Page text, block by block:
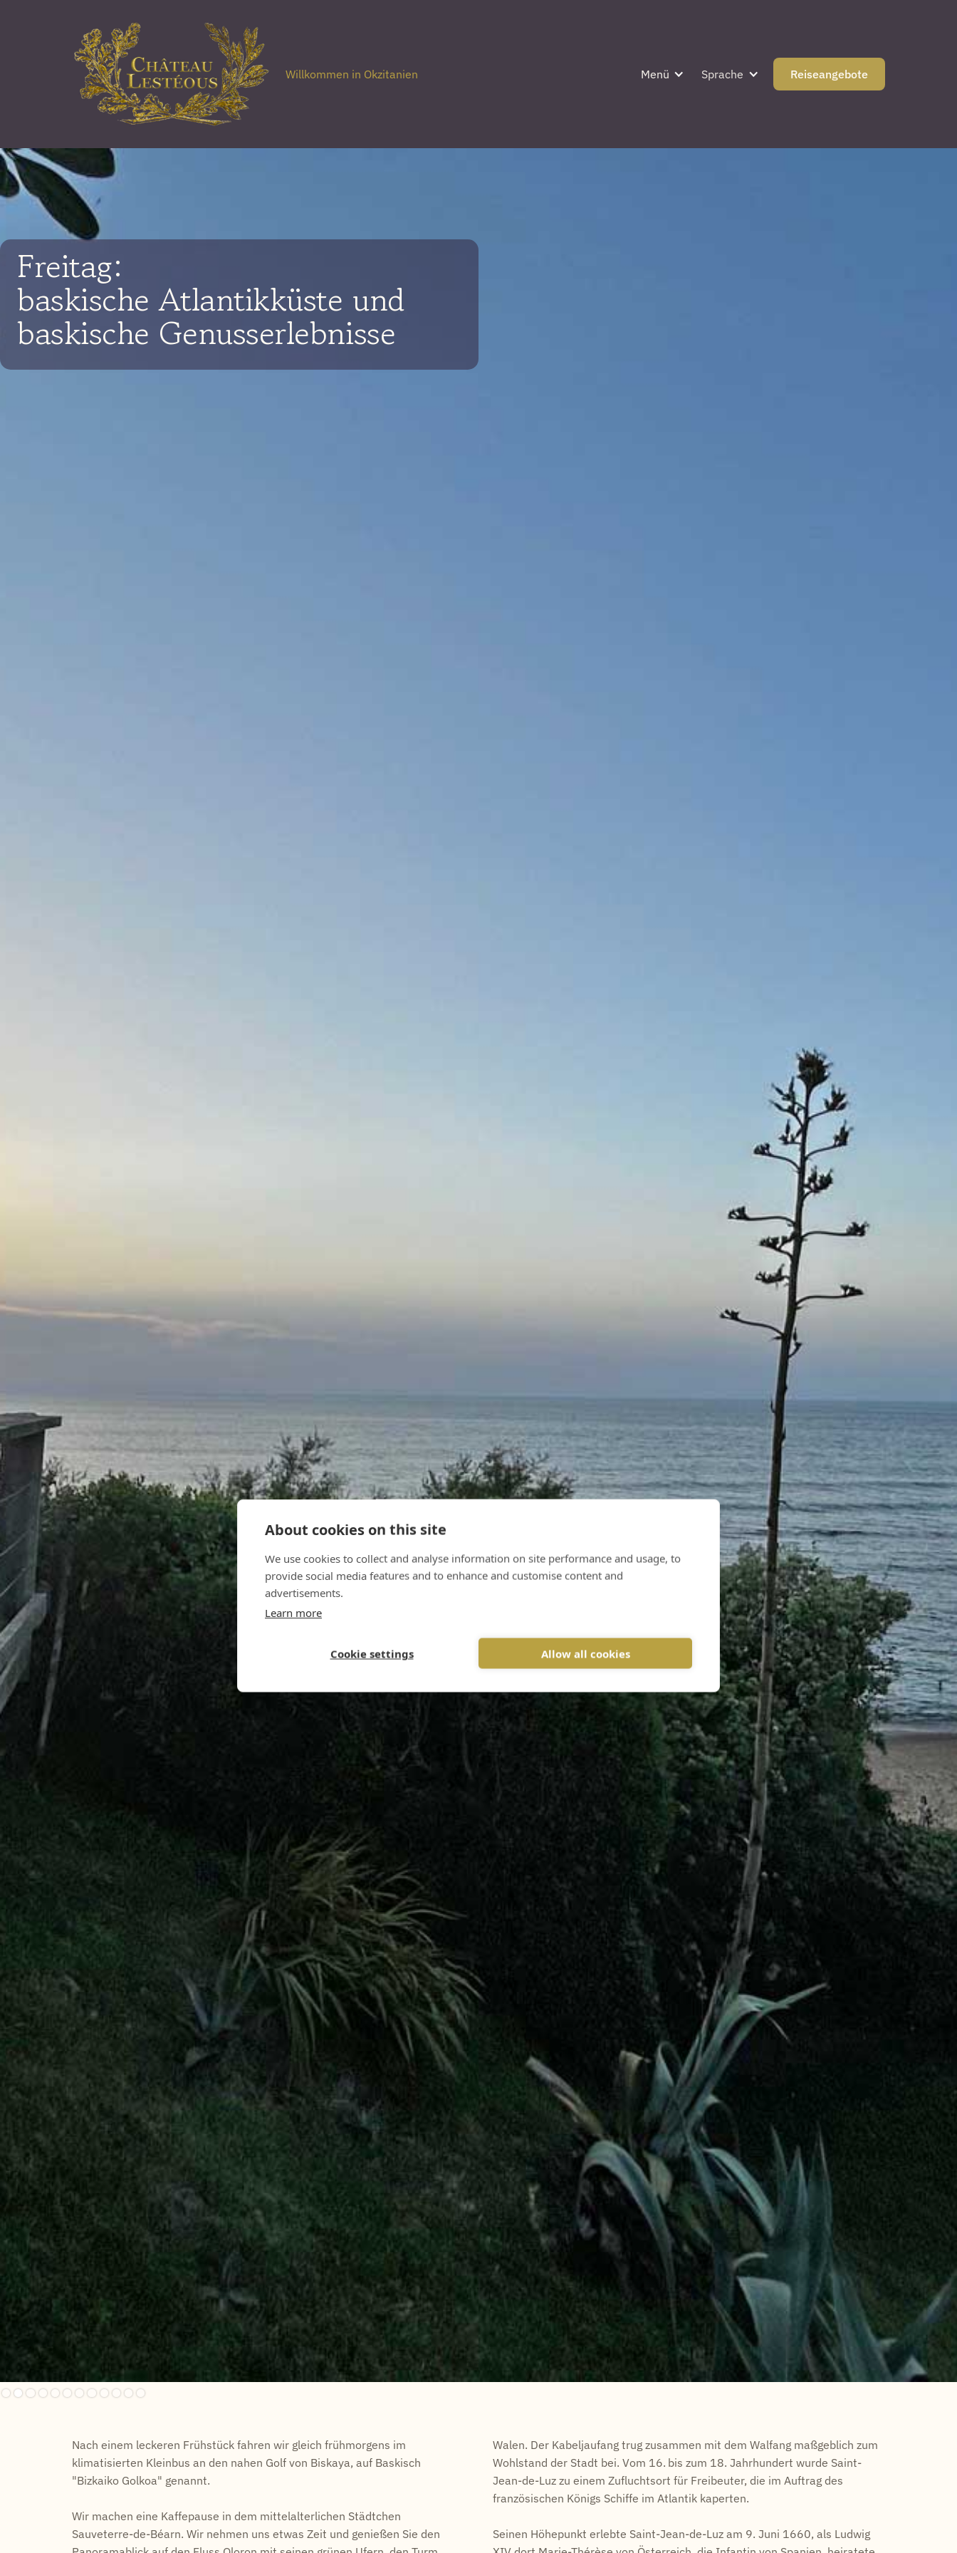
Willkommen in Okzitanien Menü Sprache Reiseangebote
Freitag:
baskische Atlantikküste und
baskische Genusserlebnisse
Slide 2 of 12.
Nach einem leckeren Frühstück fahren wir gleich frühmorgens im
klimatisierten Kleinbus an den nahen Golf von Biskaya, auf Baskisch
"Bizkaiko Golkoa" genannt.
Wir machen eine Kaffepause in dem mittelalterlichen Städtchen
Sauveterre-de-Béarn. Wir nehmen uns etwas Zeit und genießen Sie den
Walen. Der Kabeljaufang trug zusammen mit dem Walfang maßgeblich zum
Wohlstand der Stadt bei. Vom 16. bis zum 18. Jahrhundert wurde Saint-
Jean-de-Luz zu einem Zufluchtsort für Freibeuter, die im Auftrag des
französischen Königs Schiffe im Atlantik kaperten.
Seinen Höhepunkt erlebte Saint-Jean-de-Luz am 9. Juni 1660, als Ludwig
About cookies on this site
We use cookies to collect and analyse information on site performance and usage, to
provide social media features and to enhance and customise content and
advertisements.
Learn more
Cookie settings Allow all cookies